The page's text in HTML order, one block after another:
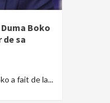
Boko
sa
a fait de la...